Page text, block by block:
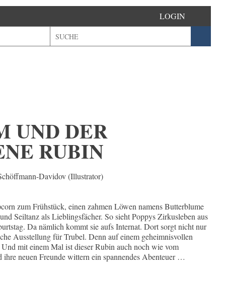
LOGIN
UND DER
RUBIN
Davidov (Illustrator)
zum Frühstück, einen zahmen Löwen namens Butterblume
Seiltanz als Lieblingsfächer. So sieht Poppys Zirkusleben aus
Da nämlich kommt sie aufs Internat. Dort sorgt nicht nur
Ausstellung für Trubel. Denn auf einem geheimnisvollen
mit einem Mal ist dieser Rubin auch noch wie vom
neuen Freunde wittern ein spannendes Abenteuer …